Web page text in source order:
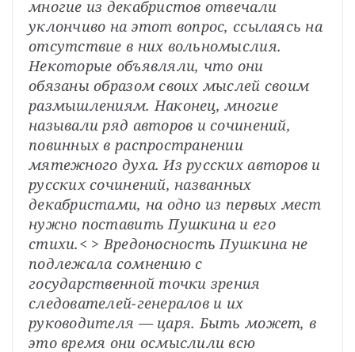
многие из декабристов отвечали
уклончиво на этот вопрос, ссылаясь на
отсутствие в них вольномыслия.
Некоторые объявляли, что они
обязаны образом своих мыслей своим
размышлениям. Наконец, многие
называли ряд авторов и сочинений,
повинных в распространении
мятежного духа. Из русских авторов и
русских сочинений, названных
декабристами, на одно из первых мест
нужно поставить Пушкина и его
стихи.< > Вредоносность Пушкина не
подлежала сомнению с
государственной точки зрения
следователей-генералов и их
руководителя — царя. Быть может, в
это время они осмыслили всю